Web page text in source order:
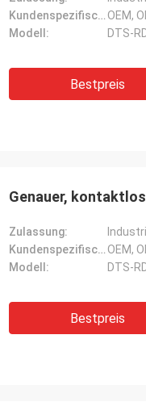
Kundenspezifische Unterstützung: OEM,
Modell:
DTS-
Bestpreis
Genauer,
Zulassung:
Kundenspezifische Unterstützung: OEM,
Modell:
DTS-
Bestpreis